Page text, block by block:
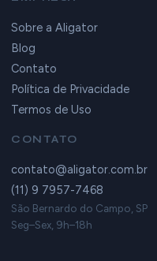
Sobre a Aligator
Blog
Contato
Política de Privacidade
Termos de Uso
CONTATO
contato@aligator.com.br
(11) 9 7957-7468
São Bernardo do Campo, SP
Seg–Sex, 9h–18h